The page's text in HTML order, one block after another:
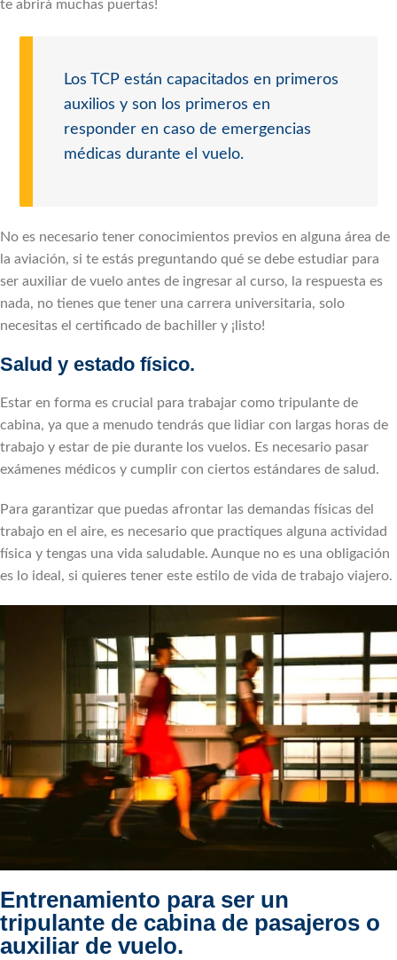
te abrirá muchas puertas!
Los TCP están capacitados en primeros
auxilios y son los primeros en
responder en caso de emergencias
médicas durante el vuelo.
No es necesario tener conocimientos previos en alguna área de
la aviación, si te estás preguntando qué se debe estudiar para
ser auxiliar de vuelo antes de ingresar al curso, la respuesta es
nada, no tienes que tener una carrera universitaria, solo
necesitas el certificado de bachiller y ¡listo!
Salud y estado físico.
Estar en forma es crucial para trabajar como tripulante de
cabina, ya que a menudo tendrás que lidiar con largas horas de
trabajo y estar de pie durante los vuelos. Es necesario pasar
exámenes médicos y cumplir con ciertos estándares de salud.
Para garantizar que puedas afrontar las demandas físicas del
trabajo en el aire, es necesario que practiques alguna actividad
física y tengas una vida saludable. Aunque no es una obligación
es lo ideal, si quieres tener este estilo de vida de trabajo viajero.
Entrenamiento para ser un
tripulante de cabina de pasajeros o
auxiliar de vuelo.